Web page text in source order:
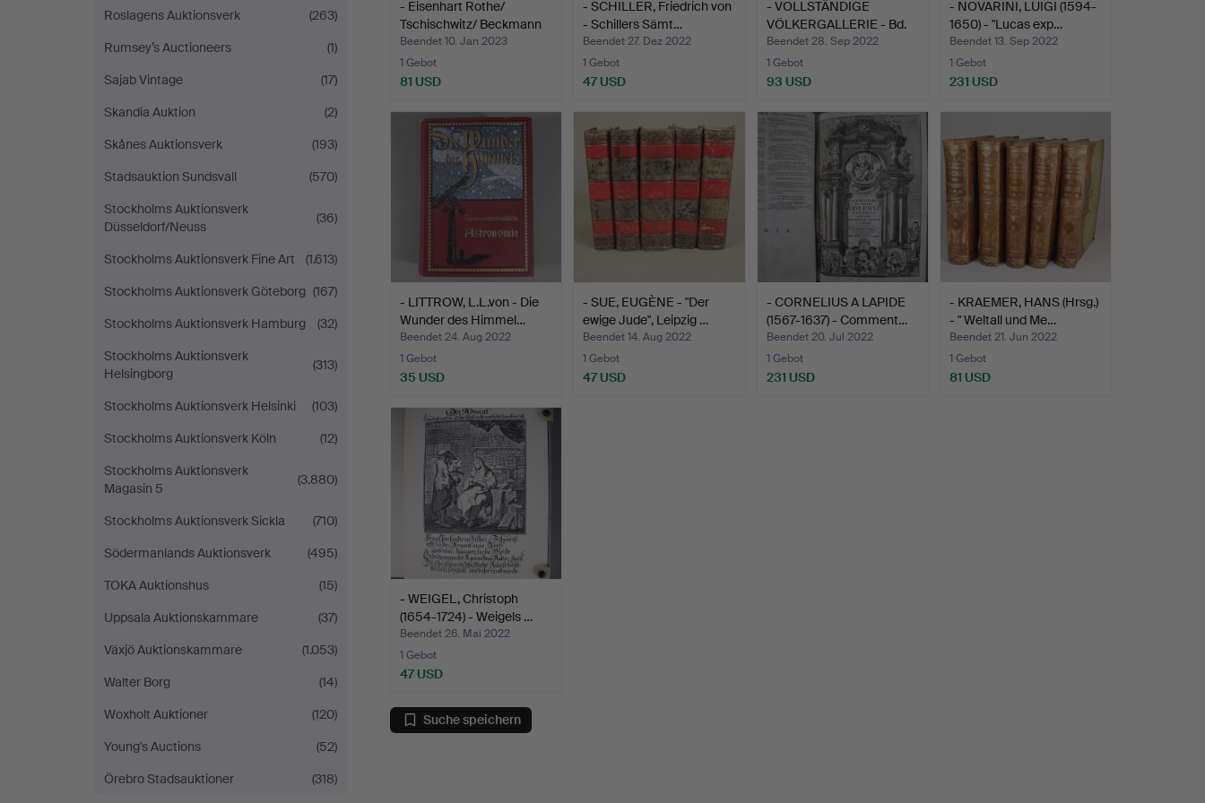
Roslagens Auktionsverk
(263)
Rumsey’s Auctioneers
(1)
Sajab Vintage
(17)
Skandia Auktion
(2)
Skånes Auktionsverk
(193)
Stadsauktion Sundsvall
(570)
Stockholms Auktionsverk
Düsseldorf/Neuss
(36)
Stockholms Auktionsverk Fine Art
(1.613)
Stockholms Auktionsverk Göteborg (167)
Stockholms Auktionsverk Hamburg
(32)
Stockholms Auktionsverk
Helsingborg
(313)
Stockholms Auktionsverk Helsinki
(103)
Stockholms Auktionsverk Köln
(12)
Stockholms Auktionsverk
Magasin 5
(3.880)
Stockholms Auktionsverk Sickla
(710)
Södermanlands Auktionsverk
(495)
TOKA Auktionshus
(15)
Uppsala Auktionskammare
(37)
Växjö Auktionskammare
(1.053)
Walter Borg
(14)
Woxholt Auktioner
(120)
Young's Auctions
(52)
Örebro Stadsauktioner
(318)
- Eisenhart Rothe/
Tschischwitz/ Beckmann
…
Beendet 10. Jan 2023
1 Gebot
81 USD
- SCHILLER, Friedrich von
- Schillers Sämt…
Beendet 27. Dez 2022
1 Gebot
47 USD
- VOLLSTÄNDIGE
VÖLKERGALLERIE - Bd.
III un…
Beendet 28. Sep 2022
1 Gebot
93 USD
- NOVARINI, LUIGI (1594-
1650) - "Lucas exp…
Beendet 13. Sep 2022
1 Gebot
231 USD
- LITTROW, L.L.von - Die
Wunder des Himmel…
Beendet 24. Aug 2022
1 Gebot
35 USD
- SUE, EUGÈNE - "Der
ewige Jude", Leipzig …
Beendet 14. Aug 2022
1 Gebot
47 USD
- CORNELIUS A LAPIDE
(1567-1637) - Comment…
Beendet 20. Jul 2022
1 Gebot
231 USD
- KRAEMER, HANS (Hrsg.)
- " Weltall und Me…
Beendet 21. Jun 2022
1 Gebot
81 USD
- WEIGEL, Christoph
(1654-1724) - Weigels …
Beendet 26. Mai 2022
1 Gebot
47 USD
Suche speichern